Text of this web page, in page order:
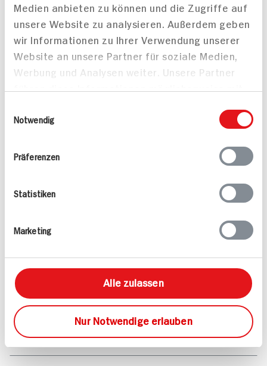
Medien anbieten zu können und die Zugriffe auf
unsere Website zu analysieren. Außerdem geben
wir Informationen zu Ihrer Verwendung unserer
Website an unsere Partner für soziale Medien,
Werbung und Analysen weiter. Unsere Partner
bereitgestellt haben oder die sie im Rahmen
Notwendig
Präferenzen
Statistiken
Marketing
Alle zulassen
Nur Notwendige erlauben
Häufig gestellte Fragen
Mehr Informationen in unserem FAQ
kontakt
hit.de
Wir beantworten gerne Ihre Fragen
(0228) 42967 0
Montag - Donnerstag: 9 bis 16 Uhr
Folgen Sie uns auf TikTok
Rezepte
Sortiment
Marktfinder
Unser Magazin
Verantwortung & Nachhaltigkeit